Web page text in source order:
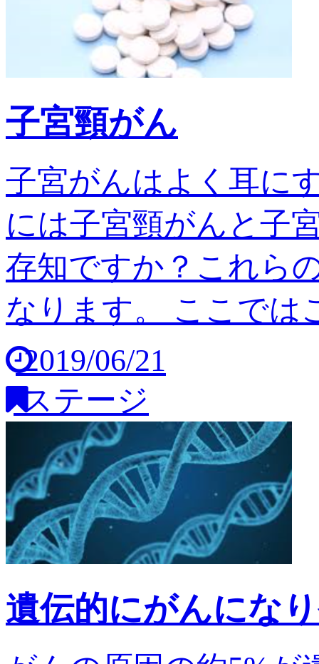
子宮頸がん
子宮がんはよく耳に
には子宮頸がんと子
存知ですか？これら
なります。 ここでは
2019/06/21
ステージ
遺伝的にがんにな